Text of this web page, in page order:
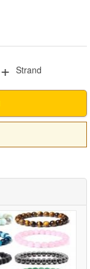
+ Strand